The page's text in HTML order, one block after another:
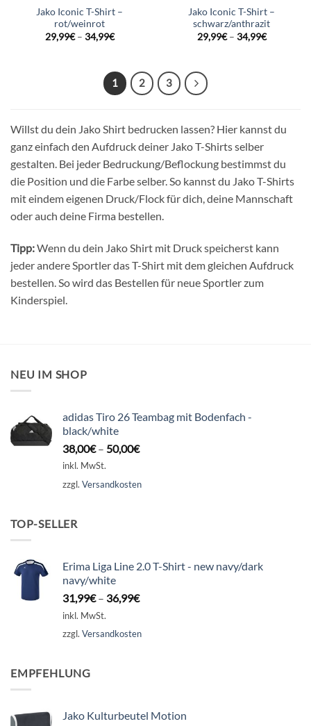
Jako Iconic T-Shirt –
rot/weinrot
29,99€– 34,99€
Jako Iconic T-Shirt –
schwarz/anthrazit
29,99€– 34,99€
1 2 3
Willst du dein Jako Shirt bedrucken lassen? Hier kannst du
ganz einfach den Aufdruck deiner Jako T-Shirts selber
gestalten. Bei jeder Bedruckung/Beflockung bestimmst du
die Position und die Farbe selber. So kannst du Jako T-Shirts
mit eindem eigenen Druck/Flock für dich, deine Mannschaft
oder auch deine Firma bestellen.
Tipp:Wenn du dein Jako Shirt mit Druck speicherst kann
jeder andere Sportler das T-Shirt mit dem gleichen Aufdruck
bestellen. So wird das Bestellen für neue Sportler zum
Kinderspiel.
NEU IM SHOP
adidas Tiro 26 Teambag mit Bodenfach -
black/white
38,00€– 50,00€
inkl. MwSt.
zzgl. Versandkosten
TOP-SELLER
Erima Liga Line 2.0 T-Shirt - new navy/dark
navy/white
31,99€– 36,99€
inkl. MwSt.
zzgl. Versandkosten
EMPFEHLUNG
Jako Kulturbeutel Motion